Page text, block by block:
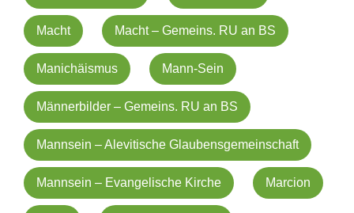
Macht Macht – Gemeins. RU an BS
Manichäismus Mann-Sein
Männerbilder – Gemeins. RU an BS
Mannsein – Alevitische Glaubensgemeinschaft
Mannsein – Evangelische Kirche Marcion